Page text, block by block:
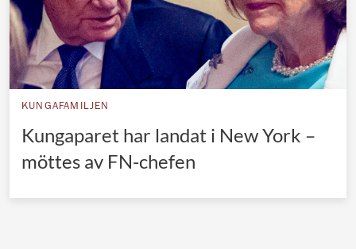
KUNGAFAMILJEN
Kungaparet har landat i New York –
möttes av FN-chefen